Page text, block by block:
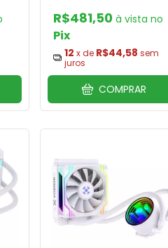
R$481,50
Pix
12 x de R$44,58 sem
juros
COMPRAR